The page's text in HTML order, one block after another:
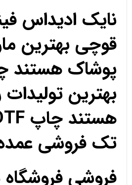
نایک ادیداس
قوچی بهترین
پوشاک هستند
بهترین تولیدات
تک فروشی